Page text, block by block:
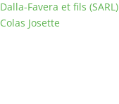
Dalla-Favera et fils (SARL)
Colas Josette